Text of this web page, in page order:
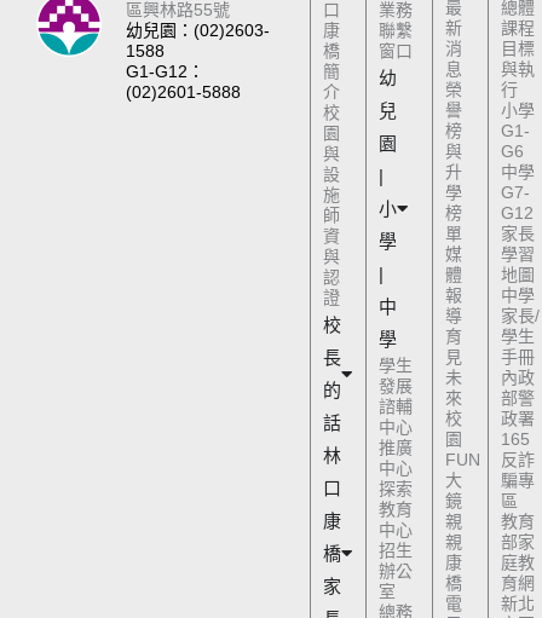
區興林路55號
幼兒園：(02)2603-
1588
G1-G12：
(02)2601-5888
口
康
橋
簡
介
校
園
與
設
施
師
資
與
認
證
校
長
的
話
林
口
康
橋
家
業務
聯繫
窗口
幼
兒
園
|
小
學
|
中
學
學生
發展
諮輔
中心
推廣
中心
探索
教育
中心
招生
辦公
室
總務
最
新
消
息
榮
譽
榜
與
升
學
榜
單
媒
體
報
導
育
見
未
來
校
園
FUN
大
鏡
親
親
康
橋
電
總體
課程
目標
與執
行
小學
G1-
G6
中學
G7-
G12
家長
學習
地圖
中學
家長/
學生
手冊
內政
部警
政署
165
反詐
騙專
區
教育
部家
庭教
育網
新北